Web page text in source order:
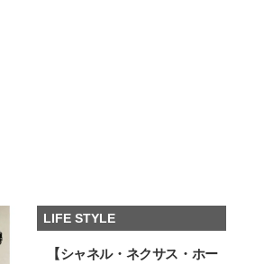
LIFE STYLE
【シャネル・ネクサス・ホー
「JJモデルオーディション
2027」が募集開始！ 予選ブロッ
「新システム」に変わります
2026.08.03